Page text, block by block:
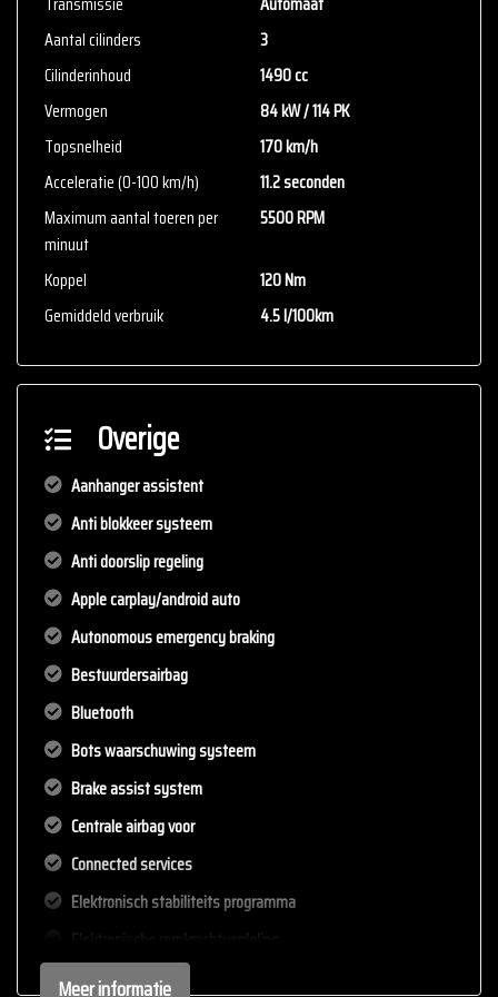
Aantal cilinders
3
Cilinderinhoud
1490 cc
Vermogen
84 kW / 114 PK
Topsnelheid
170 km/h
Acceleratie (0-100 km/h)
11.2 seconden
Maximum aantal toeren per
minuut
5500 RPM
Koppel
120 Nm
Gemiddeld verbruik
4.5 l/100km
Overige
Aanhanger assistent
Anti blokkeer systeem
Anti doorslip regeling
Apple carplay/android auto
Autonomous emergency braking
Bestuurdersairbag
Bluetooth
Bots waarschuwing systeem
Brake assist system
Centrale airbag voor
Connected services
Elektronisch stabiliteits programma
Geluidsimulator
Meer informatie